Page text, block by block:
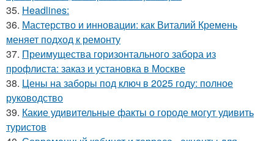
35. Headlines:
36. Мастерство и инновации: как Виталий Кремень
меняет подход к ремонту
37. Преимущества горизонтального забора из
профлиста: заказ и установка в Москве
38. Цены на заборы под ключ в 2025 году: полное
руководство
39. Какие удивительные факты о городе могут удивить
туристов